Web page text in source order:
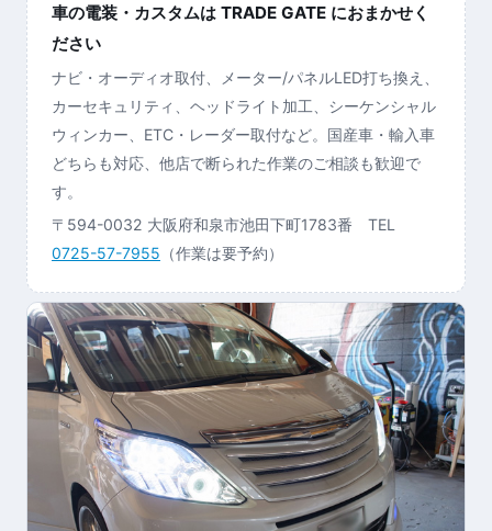
車の電装・カスタムは TRADE GATE におまかせく
ださい
ナビ・オーディオ取付、メーター/パネルLED打ち換え、
カーセキュリティ、ヘッドライト加工、シーケンシャル
ウィンカー、ETC・レーダー取付など。国産車・輸入車
どちらも対応、他店で断られた作業のご相談も歓迎で
す。
〒594-0032 大阪府和泉市池田下町1783番 TEL
0725-57-7955 （作業は要予約）